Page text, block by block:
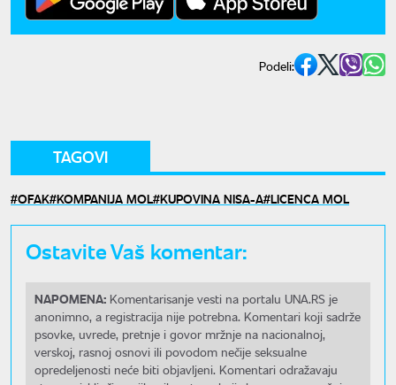
Podeli:
TAGOVI
OFAK KOMPANIJA MOL KUPOVINA NISA-A LICENCA MOL
Ostavite Vaš komentar:
NAPOMENA: Komentarisanje vesti na portalu UNA.RS je
anonimno, a registracija nije potrebna. Komentari koji sadrže
psovke, uvrede, pretnje i govor mržnje na nacionalnoj,
verskoj, rasnoj osnovi ili povodom nečije seksualne
opredeljenosti neće biti objavljeni. Komentari odražavaju